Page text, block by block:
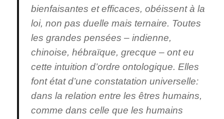
bienfaisantes et efficaces, obéissent à la
loi, non pas duelle mais ternaire. Toutes
les grandes pensées – indienne,
chinoise, hébraïque, grecque – ont eu
cette intuition d’ordre ontologique. Elles
font état d’une constatation universelle:
dans la relation entre les êtres humains,
comme dans celle que les humains